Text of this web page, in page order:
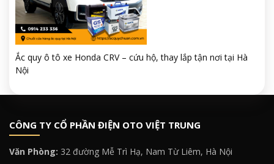
Ắc quy ô tô xe Honda CRV – cứu hộ, thay lắp tận nơi tại Hà
Nội
CÔNG TY CỔ PHẦN ĐIỆN OTO VIỆT TRUNG
Văn Phòng: 32 đường Mễ Trì Hạ, Nam Từ Liêm, Hà Nội